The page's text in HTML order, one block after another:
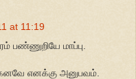
at 11:19
பண்ணுறியே மாப்பு.
எனக்கு அனுபவம்.